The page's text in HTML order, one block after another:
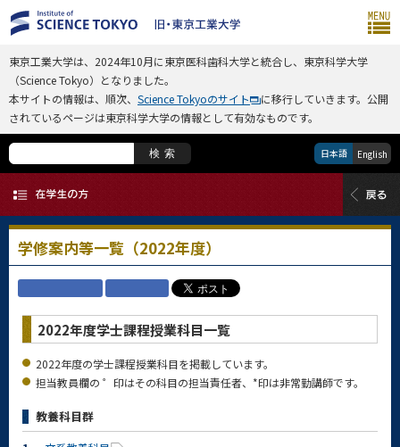
東京工業大学は、2024年10月に東京医科歯科大学と統合し、東京科学大学
（Science Tokyo）となりました。
本サイトの情報は、順次、 Science Tokyoのサイト
に移行していきます。公開
されているページは東京科学大学の情報として有効なものです。
検索 日本語 English
学修案内等一覧（2022年度）
2022年度学士課程授業科目一覧
2022年度の学士課程授業科目を掲載しています。
担当教員欄の ゜印はその科目の担当責任者、*印は非常勤講師です。
教養科目群